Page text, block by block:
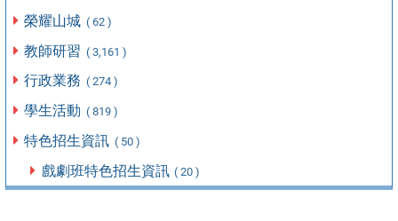
榮耀山城 ( 62 )
教師研習 ( 3,161 )
行政業務 ( 274 )
學生活動 ( 819 )
特色招生資訊 ( 50 )
戲劇班特色招生資訊 ( 20 )